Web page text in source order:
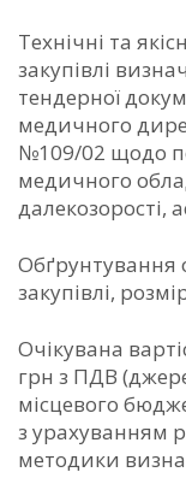
Технічні та
закупівлі
тендерної
медичного
№109/02 щодо
медичного
далекозорості,
Обґрунтування
закупівлі,
Очікувана
грн з ПДВ
місцевого
з урахуванням
методики